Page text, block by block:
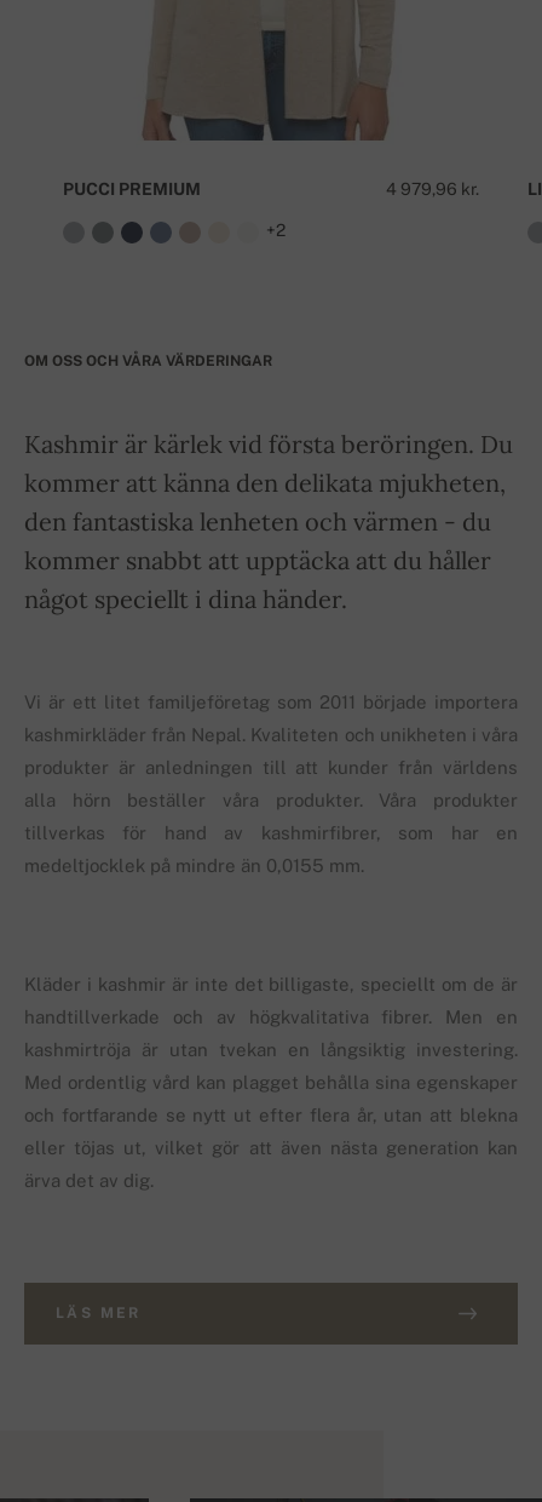
4 979,96 kr.
PUCCI PREMIUM
+2
OM OSS OCH VÅRA VÄRDERINGAR
Kashmir är kärlek vid första beröringen. Du
kommer att känna den delikata mjukheten,
den fantastiska lenheten och värmen - du
kommer snabbt att upptäcka att du håller
något speciellt i dina händer.
Vi är ett litet familjeföretag som 2011 började importera
kashmirkläder från Nepal. Kvaliteten och unikheten i våra
produkter är anledningen till att kunder från världens
alla hörn beställer våra produkter. Våra produkter
tillverkas för hand av kashmirfibrer, som har en
medeltjocklek på mindre än 0,0155 mm.
Kläder i kashmir är inte det billigaste, speciellt om de är
handtillverkade och av högkvalitativa fibrer. Men en
kashmirtröja är utan tvekan en långsiktig investering.
Med ordentlig vård kan plagget behålla sina egenskaper
och fortfarande se nytt ut efter flera år, utan att blekna
eller töjas ut, vilket gör att även nästa generation kan
ärva det av dig.
LÄS MER